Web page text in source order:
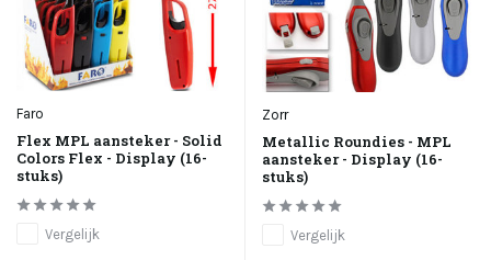
Faro
Flex MPL aansteker - Solid
Colors Flex - Display (16-
stuks)
Vergelijk
Zorr
Metallic Roundies - MPL
aansteker - Display (16-
stuks)
Vergelijk